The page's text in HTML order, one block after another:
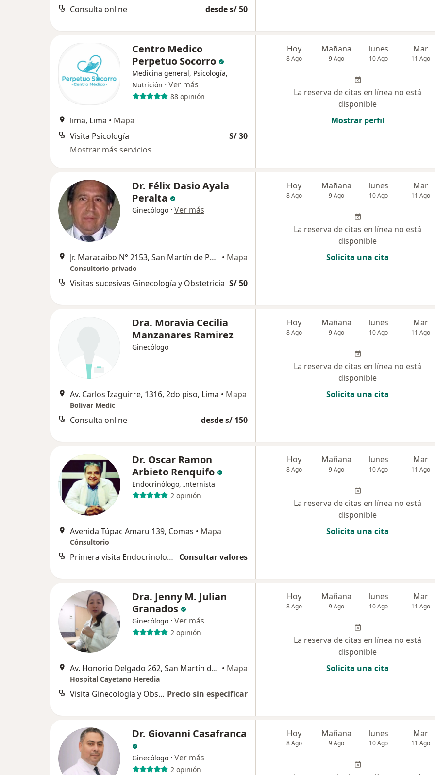
Consulta online desde s/ 50
Centro Medico
Perpetuo Socorro
Medicina general, Psicología,
Nutrición · Ver más
88 opinión
lima, Lima • Mapa
Visita Psicología
S/ 30
Mostrar más servicios
Hoy
8 Ago
Mañana
9 Ago
lunes
10 Ago
Mar
11 Ago
La reserva de citas en línea no está
disponible
Mostrar perfil
Dr. Félix Dasio Ayala
Peralta
Ginecólogo · Ver más
Jr. Maracaibo N° 2153, San Martín de Porres • Mapa
Consultorio privado
Visitas sucesivas Ginecología y Obstetricia S/ 50
Hoy
8 Ago
Mañana
9 Ago
lunes
10 Ago
Mar
11 Ago
La reserva de citas en línea no está
disponible
Solicita una cita
Dra. Moravia Cecilia
Manzanares Ramirez
Ginecólogo
Av. Carlos Izaguirre, 1316, 2do piso, Lima • Mapa
Bolivar Medic
Consulta online desde s/ 150
Hoy
8 Ago
Mañana
9 Ago
lunes
10 Ago
Mar
11 Ago
La reserva de citas en línea no está
disponible
Solicita una cita
Dr. Oscar Ramon
Arbieto Renquifo
Endocrinólogo, Internista
2 opinión
Avenida Túpac Amaru 139, Comas • Mapa
Cónsultorio
Primera visita Endocrinología Consultar valores
Hoy
8 Ago
Mañana
9 Ago
lunes
10 Ago
Mar
11 Ago
La reserva de citas en línea no está
disponible
Solicita una cita
Dra. Jenny M. Julian
Granados
Ginecólogo · Ver más
2 opinión
Av. Honorio Delgado 262, San Martín de Porres • Mapa
Hospital Cayetano Heredia
Visita Ginecología y Obstetricia Precio sin especificar
Hoy
8 Ago
Mañana
9 Ago
lunes
10 Ago
Mar
11 Ago
La reserva de citas en línea no está
disponible
Solicita una cita
Dr. Giovanni Casafranca
Ginecólogo · Ver más
2 opinión
Hoy
8 Ago
Mañana
9 Ago
lunes
10 Ago
Mar
11 Ago